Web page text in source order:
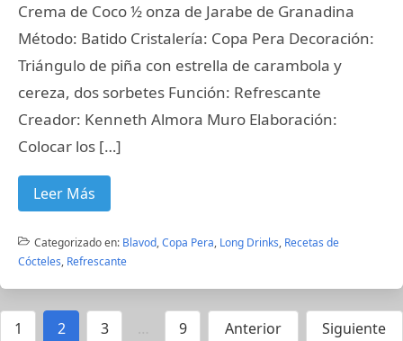
Crema de Coco ½ onza de Jarabe de Granadina
Método: Batido Cristalería: Copa Pera Decoración:
Triángulo de piña con estrella de carambola y
cereza, dos sorbetes Función: Refrescante
Creador: Kenneth Almora Muro Elaboración:
Colocar los […]
Leer Más
Categorizado en: Blavod,Copa Pera, Long Drinks, Recetas de
Cócteles, Refrescante
1 2 3 9 Anterior Siguiente